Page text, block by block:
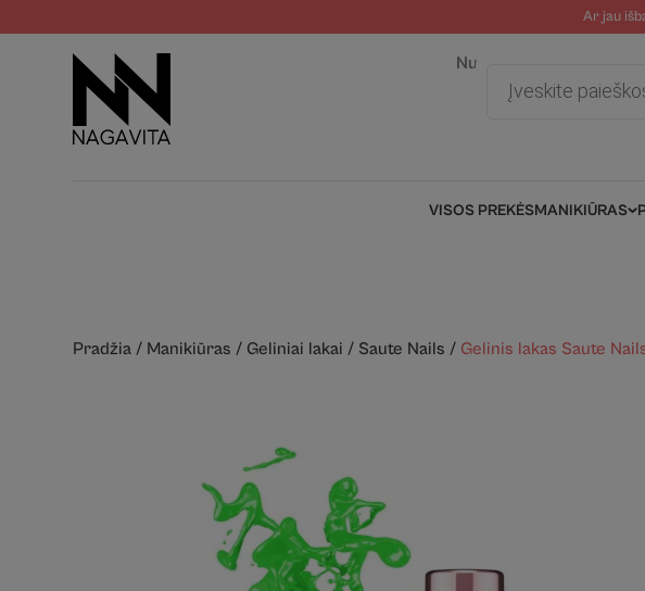
Ar jau
Nuotolinė pagalba
search
VISOS PREKĖSMANIKIŪRAS
Pradžia / Manikiūras / Geliniai lakai / Saute Nails / Gelinis lakas Saute